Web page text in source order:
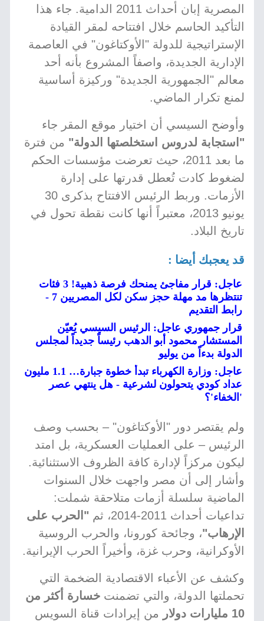
المصرية إبان أحداث 2011 الدامية. جاء هذا
التأكيد الحاسم خلال افتتاحه لمقر القيادة
الإستراتيجية للدولة "الأوكتاغون" في العاصمة
الإدارية الجديدة، واصفاً المشروع بأنه أحد
معالم "الجمهورية الجديدة" وركيزة أساسية
لمنع تكرار الماضي.
وأوضح السيسي أن اختيار موقع المقر جاء
"استجابة لدروس استخلصتها الدولة" من فترة
ما بعد 2011، حيث تعرضت مؤسسات الحكم
لضغوط كادت تُعطل قدرتها على إدارة
الأزمات. وربط الرئيس الافتتاح بذكرى 30
يونيو 2013، معتبراً أنها كانت نقطة تحول في
تاريخ البلاد.
قد يعجبك أيضا :
عاجل: قرار مفاجئ يمنحك فرصة ذهبية! 3 فئات
تنتظرها مد مهلة حجز سكن لكل المصريين 7 -
رابط التقديم
قرار جمهوري عاجل: الرئيس السيسي يُعيّن
المستشار محمود أبو الدهب رئيساً جديداً لمجلس
الدولة بدءاً من يوليو
عاجل: وزارة الكهرباء تبدأ خطوة جبارة… 1.1 مليون
عداد كودي يتحولون لشرعية - هل ينتهي عصر
'الخفاء'؟
ولم يقتصر دور "الأوكتاغون" – بحسب وصف
الرئيس – على العمليات العسكرية، بل امتد
ليكون مركزاً لإدارة كافة الظروف الاستثنائية.
وأشار إلى أن مصر واجهت خلال السنوات
الماضية سلسلة أزمات متلاحقة شملت:
تداعيات أحداث 2011-2014، ثم
"الحرب على
الإرهاب"، وجائحة كورونا، والحرب الروسية
الأوكرانية، وحرب غزة، وأخيراً الحرب الإيرانية.
وكشف عن الأعباء الاقتصادية الضخمة التي
تحملتها الدولة، والتي تضمنت خسارة أكثر من
10 مليارات دولار
من إيرادات قناة السويس